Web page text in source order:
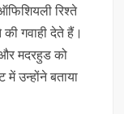
रिश्ते
गवाही देते हैं।
मदरहुड को
उन्होंने बताया